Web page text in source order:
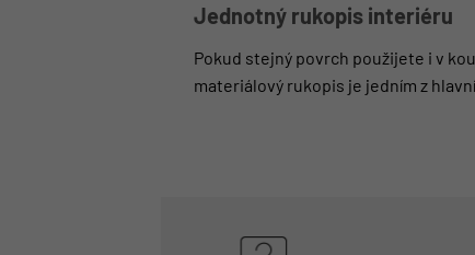
Jednotný rukopis interiéru
Pokud stejný povrch použijete i v
materiálový rukopis je jedním z